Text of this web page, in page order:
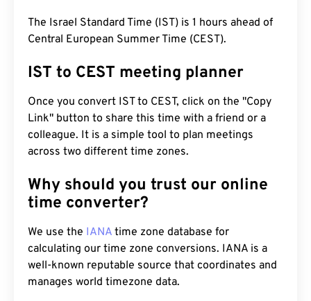
The Israel Standard Time (IST) is 1 hours ahead of
Central European Summer Time (CEST).
IST to CEST meeting planner
Once you convert IST to CEST, click on the "Copy
Link" button to share this time with a friend or a
colleague. It is a simple tool to plan meetings
across two different time zones.
Why should you trust our online
time converter?
We use the IANA time zone database for
calculating our time zone conversions. IANA is a
well-known reputable source that coordinates and
manages world timezone data.